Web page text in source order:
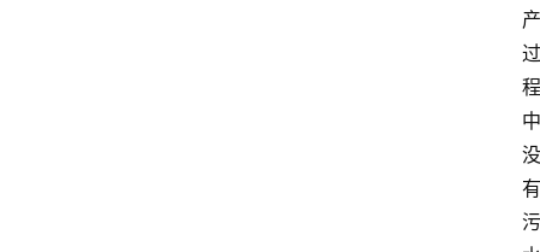
产
过
程
中
没
有
污